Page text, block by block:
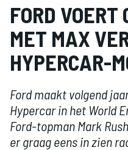
FORD VOERT
MET MAX
HYPERCAR-
Ford maakt volgend
Hypercar in het World
Ford-topman Mark
er graag eens in zien